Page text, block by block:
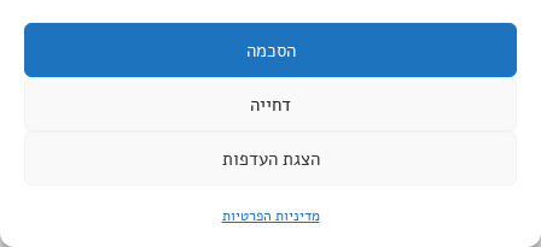
הסכמה
דחייה
הצגת העדפות
מדיניות הפרטיות